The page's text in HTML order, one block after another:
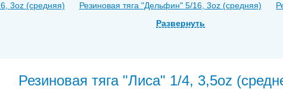
3oz (средняя)
Резиновая тяга ʺДельфинʺ 5/16, 3oz (средняя)
Резиновая тяга ʺВерблюдʺ 3/8, 4,5oz
3,5oz (средне-сильная)
Резиновая тяга ʺЛевʺ 1/2, 8oz
Развернуть
Резиновая тяга ʺЛисаʺ 1/4, 3,5oz